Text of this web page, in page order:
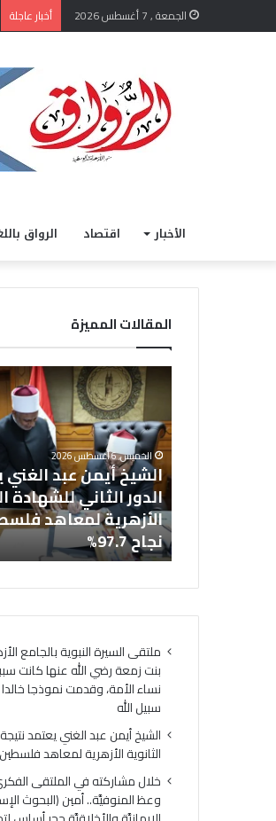
الجمعة , 7 أغسطس 2026 أخبار عاجلة
الأخبار اقتصاد الرواق
المقالات المميزة
الغني
يعتمد
نتيجة
الدور
الثاني
للشهادة
الثانوية
الأزهرية
بنسبة
97.7%
الخميس, 6 أغسطس 2026
الشيخ أيمن عبد
الدور الثاني للشهادة
الأزهرية لمعاهد
نجاح 97.7%
ملتقى السيرة النبوية بالجامع
بنت زمعة رضي الله عنها كانت
نساء الأمة، وقدمت نموذجا
سبيل الله
الشيخ أيمن عبد الغني يعتمد
الثانوية الأزهرية لمعاهد فلسطين
خلال مشاركته في الملتقى
وعظ المنوفيَّة.. أمين (البحوث